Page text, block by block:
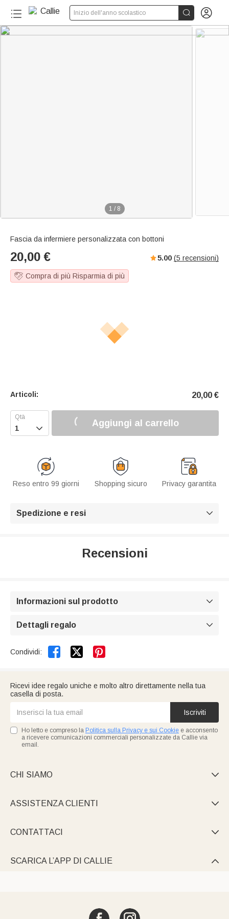
Inizio dell'anno scolastico  
1 / 8
Fascia da infermiere personalizzata con bottoni
20,00 € 5.00 (5 recensioni)
Compra di più Risparmia di più
Articoli: 20,00 €
 Aggiungi al carrello
Reso entro 99 giorni Shopping sicuro Privacy garantita
Spedizione e resi 
Recensioni
Informazioni sul prodotto 
Dettagli regalo 
Condividi:  
Ricevi idee regalo uniche e molto altro direttamente nella tua
casella di posta.
Iscriviti
Ho letto e compreso la Politica sulla Privacy e sui Cookie e acconsento
a ricevere comunicazioni commerciali personalizzate da Callie via
email.
CHI SIAMO 
ASSISTENZA CLIENTI 
CONTATTACI 
SCARICA L’APP DI CALLIE 